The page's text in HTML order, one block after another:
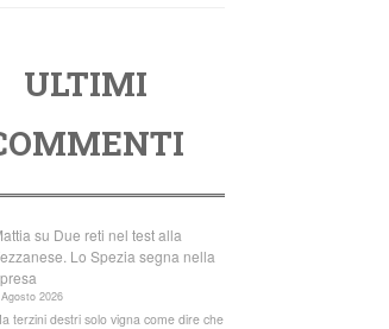
ULTIMI
su Due reti nel test alla
Lo Spezia segna nella
2026
terzini destri solo vigna come dire che